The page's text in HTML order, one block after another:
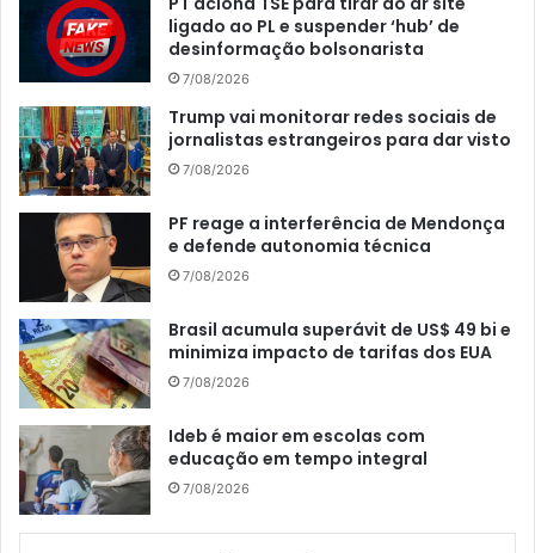
ligado ao PL e suspender ‘hub’ de
desinformação bolsonarista
7/08/2026
Trump vai monitorar redes sociais de
jornalistas estrangeiros para dar visto
7/08/2026
PF reage a interferência de Mendonça
e defende autonomia técnica
7/08/2026
Brasil acumula superávit de US$ 49 bi e
minimiza impacto de tarifas dos EUA
7/08/2026
Ideb é maior em escolas com
educação em tempo integral
7/08/2026